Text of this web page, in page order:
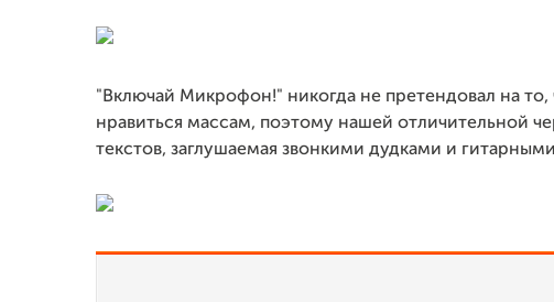
"Включай Микрофон!" никогда не претендовал на
нравиться массам, поэтому нашей отличительной
текстов, заглушаемая звонкими дудками и